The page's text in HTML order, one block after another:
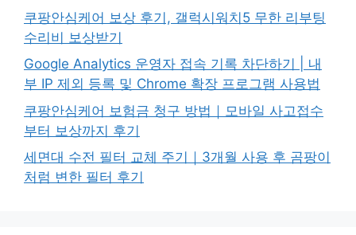
쿠팡안심케어 보상 후기, 갤럭시워치5 무한 리부팅
수리비 보상받기
Google Analytics 운영자 접속 기록 차단하기 | 내
부 IP 제외 등록 및 Chrome 확장 프로그램 사용법
쿠팡안심케어 보험금 청구 방법｜모바일 사고접수
부터 보상까지 후기
세면대 수전 필터 교체 주기｜3개월 사용 후 곰팡이
처럼 변한 필터 후기